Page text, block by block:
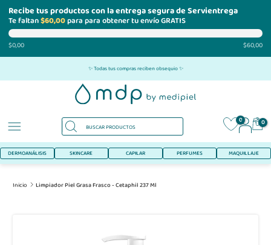
Recibe tus productos con la entrega segura de Servientrega
Te faltan$60,00para para obtener tu envío GRATIS
$0,00 $60,00
al
✨ Todas tus compras reciben obsequio ✨
0 0
DERMOANÁLISIS SKINCARE CAPILAR PERFUMES MAQUILLAJE
Inicio Limpiador Piel Grasa Frasco - Cetaphil 237 Ml